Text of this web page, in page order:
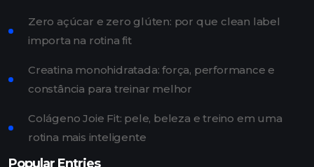
Zero açúcar e zero glúten: por que clean label
importa na rotina fit
Creatina monohidratada: força, performance e
constância para treinar melhor
Colágeno Joie Fit: pele, beleza e treino em uma
rotina mais inteligente
Popular Entries